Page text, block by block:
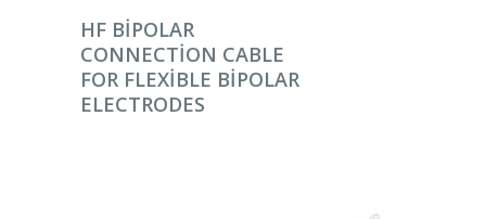
DEVAMINI OKU
HF BIPOLAR
CONNECTION CABLE
FOR FLEXIBLE BIPOLAR
ELECTRODES